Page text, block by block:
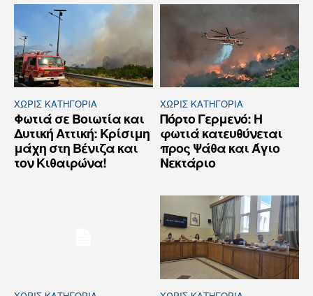
ΧΩΡΊΣ ΚΑΤΗΓΟΡΊΑ
Φωτιά σε Βοιωτία και
Δυτική Αττική: Κρίσιμη
μάχη στη Βένιζα και
τον Κιθαιρώνα!
ΧΩΡΊΣ ΚΑΤΗΓΟΡΊΑ
Πόρτο Γερμενό: Η
φωτιά κατευθύνεται
προς Ψάθα και Άγιο
Νεκτάριο